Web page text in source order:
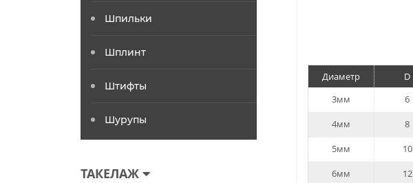
Диаметр D
3мм
6
4мм 8
5мм 10
6мм 12
Шпильки
Шплинт
Штифты
Шурупы
ТАКЕЛАЖ